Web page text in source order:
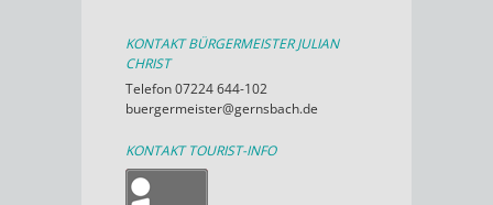
KONTAKT BÜRGERMEISTER JULIAN
CHRIST
Telefon 07224 644-102
buergermeister@gernsbach.de
KONTAKT TOURIST-INFO